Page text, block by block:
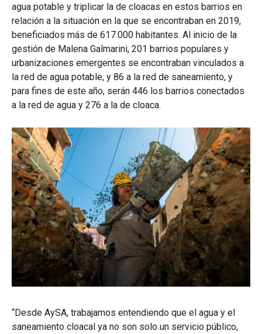
agua potable y triplicar la de cloacas en estos barrios en
relación a la situación en la que se encontraban en 2019,
beneficiados más de 617.000 habitantes. Al inicio de la
gestión de Malena Galmarini, 201 barrios populares y
urbanizaciones emergentes se encontraban vinculados a
la red de agua potable, y 86 a la red de saneamiento, y
para fines de este año, serán 446 los barrios conectados
a la red de agua y 276 a la de cloaca.
“Desde AySA, trabajamos entendiendo que el agua y el
saneamiento cloacal ya no son solo un servicio público,